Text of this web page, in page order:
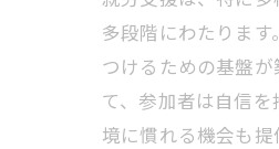
多段階にわたりま
つけるための基盤
て、参加者は自信
境に慣れる機会も